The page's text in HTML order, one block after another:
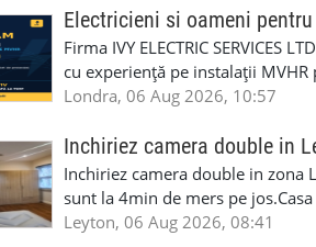
6RR 🚀 CSCS Colindale – GQA
te astăzi. Construiește-ți viitorul
Auto. Indiferent de situație,
repara in scurt timp si eficient
garaj auto care ofera orice tip de
Lucram cu Toate Garantiile si
iTP/MOT Masini Mici si Vanuri
Accident Management, Preluam
Masina la Schimb. ✅ Distributii
Geometrie Profesionala Roti
Explicatii. ✅ Suntem foarte buni
Electricieni si oameni
Firma IVY ELECTRIC SERVICES
cu experiență pe instalații
obligatorii: 🔹 Full PPE
lucru constant ✅ Echipă
detalii și programare, trimiteți
Londra, 06 Aug 2026, 10:57
Inchiriez camera double in
Inchiriez camera double in zona
sunt la 4min de mers pe
incluse.Cautam o persoana sau
Leyton, 06 Aug 2026, 08:41